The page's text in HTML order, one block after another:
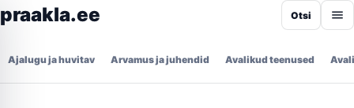
praakla.ee
Ajalugu ja huvitav Arvamus ja juhendid Avalikud teenused
Otsi